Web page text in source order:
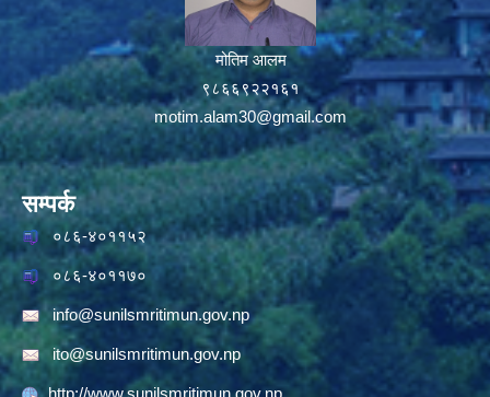
मोतिम आलम
९८६६९२२१६१
motim.alam30@gmail.com
सम्पर्क
०८६-४०११५२
०८६-४०११७०
info@sunilsmritimun.gov.np
ito@sunilsmritimun.gov.np